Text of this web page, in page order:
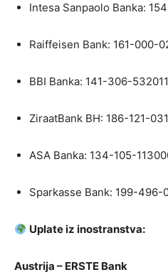
Intesa Sanpaolo Banka:
Raiffeisen Bank: 161-000-
BBI Banka: 141-306-
ZiraatBank BH: 186-121-
ASA Banka: 134-105-
Sparkasse Bank: 199-
Uplate iz inostranstva:
Austrija – ERSTE Bank